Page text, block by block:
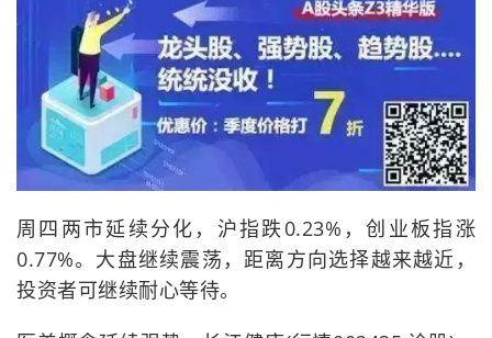
周四两市延续分化，沪指跌0.23%，创业板指涨
0.77%。大盘继续震荡，距离方向选择越来越近，
投资者可继续耐心等待。